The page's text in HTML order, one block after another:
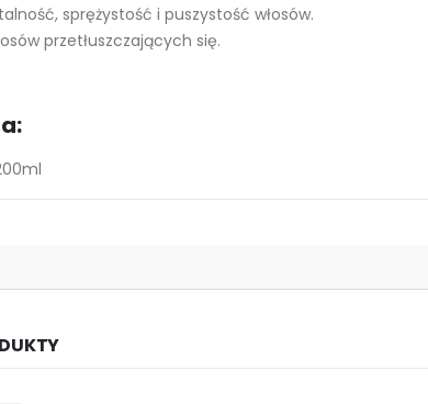
sprężystość i puszystość włosów.
przetłuszczających się.